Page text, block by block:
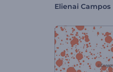
Elienai Campos